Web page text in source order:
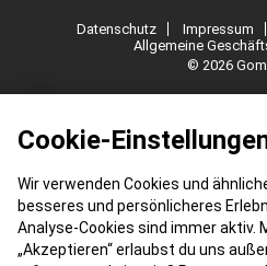
Cookie-
Wir verwenden Cookies und
besseres und persönlicheres
Analyse-Cookies sind immer aktiv.
„Akzeptieren“ erlaubst du uns
Datenschutz Impressum
Allgemeine
© 2026